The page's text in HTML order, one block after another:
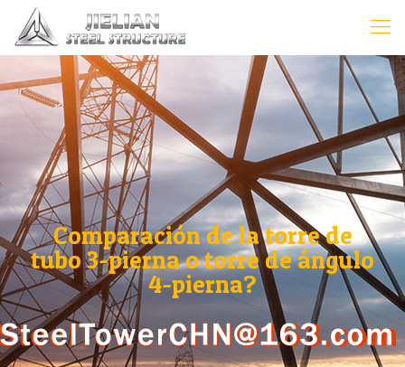
Comparación de la torre de
tubo 3-pierna o torre de ángulo
4-pierna?